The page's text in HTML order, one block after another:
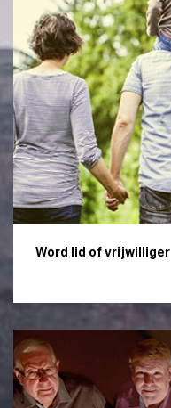
Word lid of vrijwilliger